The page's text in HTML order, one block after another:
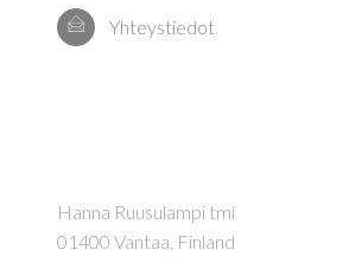
Yhteystiedot
Hanna Ruusulampi tmi
01400 Vantaa, Finland